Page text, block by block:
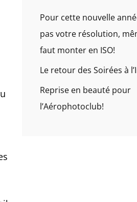
Pour cette nouvelle
pas votre résolution,
faut monter en ISO!
Le retour des Soirées à
Reprise en beauté pour
l’Aérophotoclub!